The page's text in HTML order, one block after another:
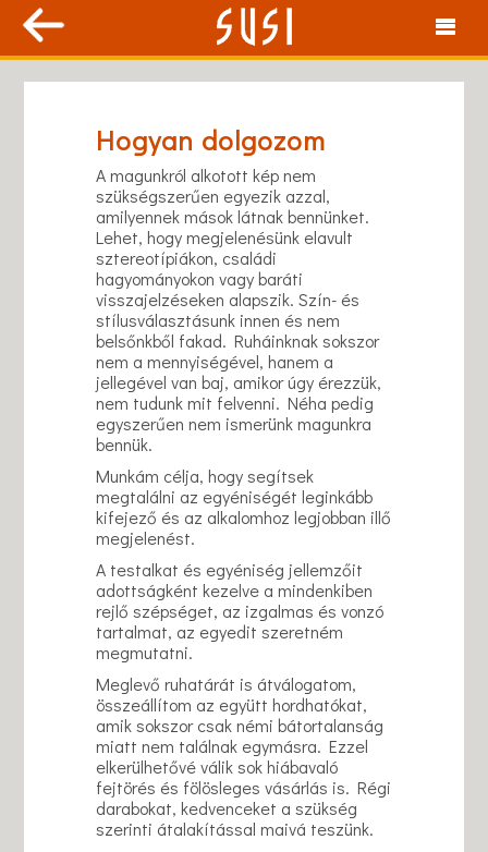
Hogyan dolgozom
A magunkról alkotott kép nem
szükségszerűen egyezik azzal,
amilyennek mások látnak bennünket.
Lehet, hogy megjelenésünk elavult
sztereotípiákon, családi
hagyományokon vagy baráti
visszajelzéseken alapszik. Szín- és
stílusválasztásunk innen és nem
belsőnkből fakad. Ruháinknak sokszor
nem a mennyiségével, hanem a
jellegével van baj, amikor úgy érezzük,
nem tudunk mit felvenni. Néha pedig
egyszerűen nem ismerünk magunkra
bennük.
Munkám célja, hogy segítsek
megtalálni az egyéniségét leginkább
kifejező és az alkalomhoz legjobban illő
megjelenést.
A testalkat és egyéniség jellemzőit
adottságként kezelve a mindenkiben
rejlő szépséget, az izgalmas és vonzó
tartalmat, az egyedit szeretném
megmutatni.
Meglevő ruhatárát is átválogatom,
összeállítom az együtt hordhatókat,
amik sokszor csak némi bátortalanság
miatt nem találnak egymásra. Ezzel
elkerülhetővé válik sok hiábavaló
fejtörés és fölösleges vásárlás is. Régi
darabokat, kedvenceket a szükség
szerinti átalakítással maivá teszünk.